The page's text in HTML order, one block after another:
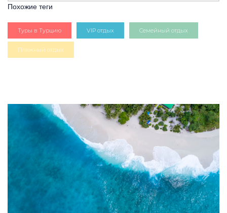
Похожие теги
Туры в Турцию VIP отдых Семейный отдых
Пляжный отдых